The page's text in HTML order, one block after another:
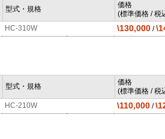
型式・規格
価格
(標準価格 / 税
HC-310W \130,000 /
型式・規格
価格
(標準価格 / 税
HC-210W \110,000 /